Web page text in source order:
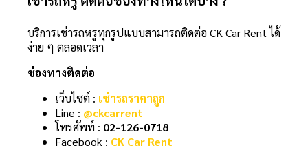
บริการเช่ารถหรูทุกรูปแบบสามารถติดต่อ CK Car Rent ได้
ง่าย ๆ ตลอดเวลา
ช่องทางติดต่อ
เว็บไซต์ : เช่ารถราคาถูก
Line : @ckcarrent
โทรศัพท์ : 02-126-0718
Facebook : CK Car Rent